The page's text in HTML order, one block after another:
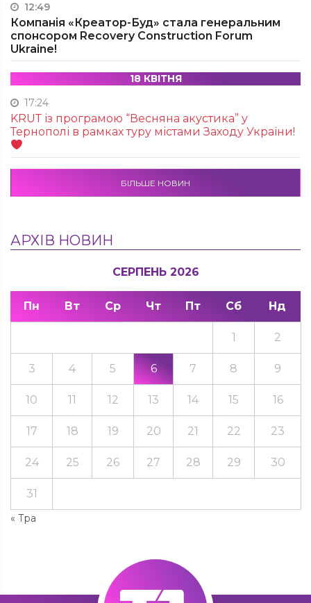
12:49
Компанія «Креатор-Буд» стала генеральним
спонсором Recovery Construction Forum
Ukraine!
18 КВІТНЯ
17:24
KRUТ із програмою “Весняна акустика” у
Тернополі в рамках туру містами Заходу України!
БІЛЬШЕ НОВИН
АРХІВ НОВИН
СЕРПЕНЬ 2026
Пн Вт Ср Чт Пт Сб Нд
« Тра
1 2
3 4 5 6 7 8 9
10 11 12 13 14 15 16
17 18 19 20 21 22 23
24 25 26 27 28 29 30
31